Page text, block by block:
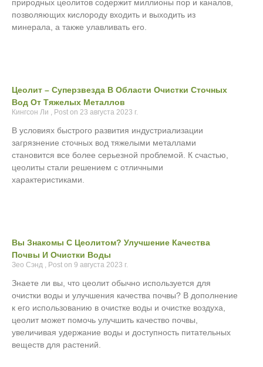
природных цеолитов содержит миллионы пор и каналов,
позволяющих кислороду входить и выходить из
минерала, а также улавливать его.
Цеолит – Суперзвезда В Области Очистки Сточных
Вод От Тяжелых Металлов
Кингсон Ли 23 августа 2023 г.
В условиях быстрого развития индустриализации
загрязнение сточных вод тяжелыми металлами
становится все более серьезной проблемой. К счастью,
цеолиты стали решением с отличными
характеристиками.
Вы Знакомы С Цеолитом? Улучшение Качества
Почвы И Очистки Воды
Зео Сэнд 9 августа 2023 г.
Знаете ли вы, что цеолит обычно используется для
очистки воды и улучшения качества почвы? В дополнение
к его использованию в очистке воды и очистке воздуха,
цеолит может помочь улучшить качество почвы,
увеличивая удержание воды и доступность питательных
веществ для растений.